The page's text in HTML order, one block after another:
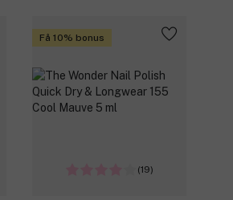
Få 10% bonus
(19)